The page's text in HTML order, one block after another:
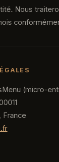
Nous
(micro-
France